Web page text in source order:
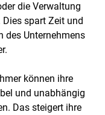
die Verwaltung
spart Zeit und
des Unternehmens
können ihre
und unabhängig
Das steigert ihre